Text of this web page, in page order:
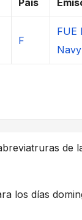
F
FUE
de
los días